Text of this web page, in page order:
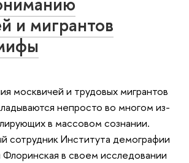
и мигрантов
москвичей и трудовых мигрантов
непросто во многом из-
в массовом сознании.
сотрудник Института демографии
в своем исследовании